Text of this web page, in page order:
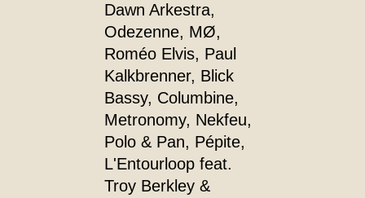
Dawn Arkestra,
Odezenne, MØ,
Roméo Elvis, Paul
Kalkbrenner, Blick
Bassy, Columbine,
Metronomy, Nekfeu,
Polo & Pan, Pépite,
L'Entourloop feat.
Troy Berkley &